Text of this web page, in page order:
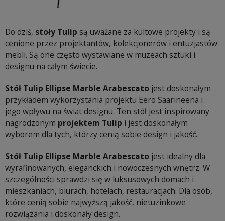
Do dziś, stoły Tulip są uważane za kultowe projekty i są
cenione przez projektantów, kolekcjonerów i entuzjastów
mebli. Są one często wystawiane w muzeach sztuki i
designu na całym świecie.
Stół Tulip Ellipse Marble Arabescato jest doskonałym
przykładem wykorzystania projektu Eero Saarineena i
jego wpływu na świat designu. Ten stół jest inspirowany
nagrodzonym projektem Tulip i jest doskonałym
wyborem dla tych, którzy cenią sobie design i jakość.
Stół Tulip Ellipse Marble Arabescato jest idealny dla
wyrafinowanych, eleganckich i nowoczesnych wnętrz. W
szczególności sprawdzi się w luksusowych domach i
mieszkaniach, biurach, hotelach, restauracjach. Dla osób,
które cenią sobie najwyższą jakość, nietuzinkowe
rozwiązania i doskonały design.